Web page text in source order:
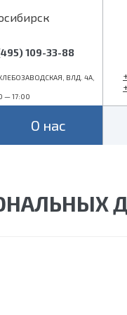
109-33-88
ВЛД. 4А,
— 17:00
Черные
Белые
О нас